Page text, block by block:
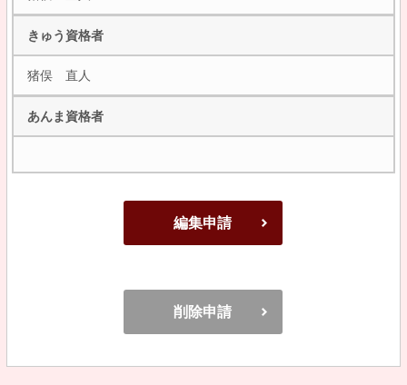
きゅう資格者
猪俣 直人
あんま資格者
編集申請
削除申請